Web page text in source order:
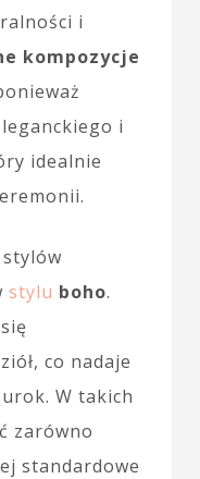
i
kompozycje
i
idealnie
stylów
stylu boho.
co nadaje
W takich
zarówno
standardowe